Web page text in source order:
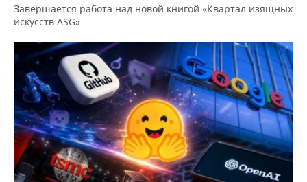
Завершается работа над новой книгой «Квартал изящных
искусств ASG»